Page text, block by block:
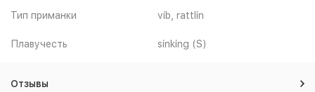
Тип приманки vib, rattlin
Плавучесть sinking (S)
Отзывы